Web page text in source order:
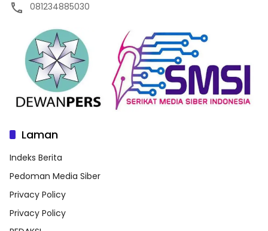
081234885030
Laman
Indeks Berita
Pedoman Media Siber
Privacy Policy
Privacy Policy